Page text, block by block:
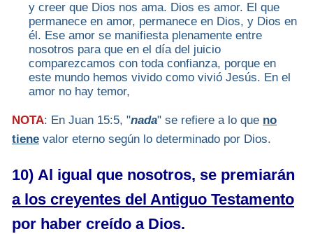
y creer que Dios nos ama. Dios es amor. El que
permanece en amor, permanece en Dios, y Dios en
él. Ese amor se manifiesta plenamente entre
nosotros para que en el día del juicio
comparezcamos con toda confianza, porque en
este mundo hemos vivido como vivió Jesús. En el
amor no hay temor,
NOTA: En Juan 15:5, "nada" se refiere a lo que no
tiene valor eterno según lo determinado por Dios.
10) Al igual que nosotros, se premiarán
a los creyentes del Antiguo Testamento
por haber creído a Dios.